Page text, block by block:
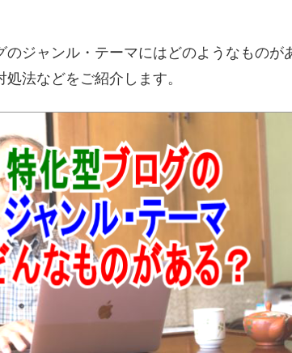
のジャンル・テーマにはどのようなもの
処法などをご紹介します。